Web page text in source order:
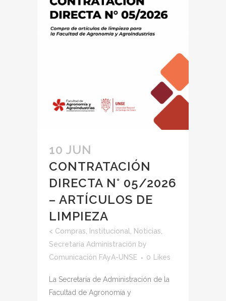
10 JUN
CONTRATACIÓN
DIRECTA N° 05/2026
– ARTÍCULOS DE
LIMPIEZA
< Compras Institucional Noticias
Secretaría Administración by
Comunicación FAyA-UNSE
0 Likes
La Secretaría de Administración de la
Facultad de Agronomía y